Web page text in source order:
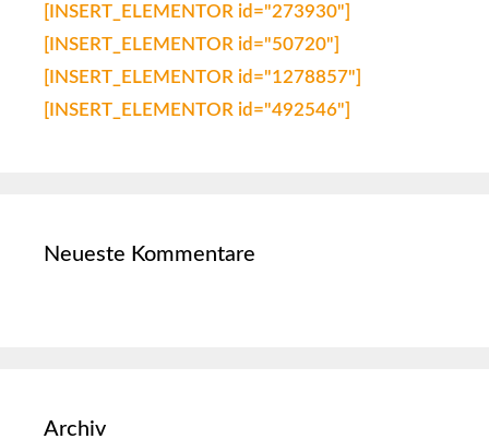
[INSERT_ELEMENTOR id="273930"]
[INSERT_ELEMENTOR id="50720"]
[INSERT_ELEMENTOR id="1278857"]
[INSERT_ELEMENTOR id="492546"]
Neueste Kommentare
Archiv